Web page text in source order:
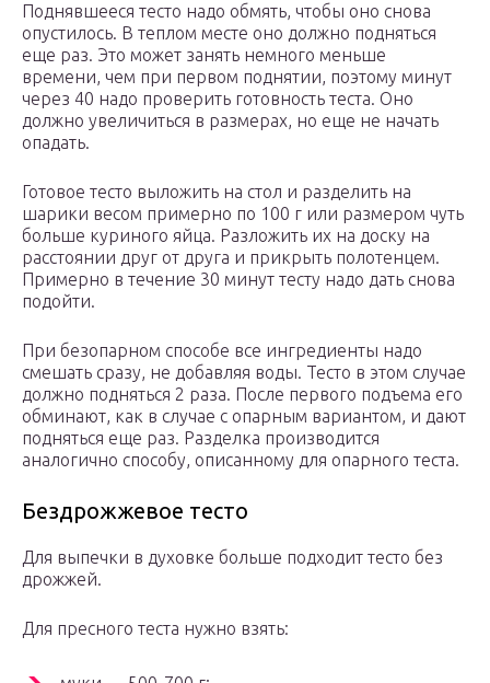
Поднявшееся тесто надо обмять, чтобы оно снова
опустилось. В теплом месте оно должно подняться
еще раз. Это может занять немного меньше
времени, чем при первом поднятии, поэтому минут
через 40 надо проверить готовность теста. Оно
должно увеличиться в размерах, но еще не начать
опадать.
Готовое тесто выложить на стол и разделить на
шарики весом примерно по 100 г или размером чуть
больше куриного яйца. Разложить их на доску на
расстоянии друг от друга и прикрыть полотенцем.
Примерно в течение 30 минут тесту надо дать снова
подойти.
При безопарном способе все ингредиенты надо
смешать сразу, не добавляя воды. Тесто в этом случае
должно подняться 2 раза. После первого подъема его
обминают, как в случае с опарным вариантом, и дают
подняться еще раз. Разделка производится
аналогично способу, описанному для опарного теста.
Бездрожжевое тесто
Для выпечки в духовке больше подходит тесто без
дрожжей.
Для пресного теста нужно взять: